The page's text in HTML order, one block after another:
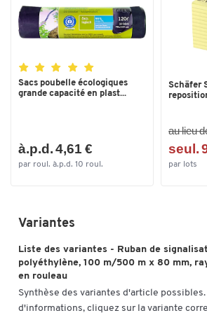
Sacs poubelle écologiques
grande capacité en plast...
à.p.d. 4,61 €
par roul. à.p.d. 10 roul.
Schäfer
au lieu
seul.
par lots
Variantes
Liste des variantes - Ruban de
polyéthylène, 100 m/500 m x 80 mm,
en rouleau
Synthèse des variantes d'article
d'informations, cliquez sur la variante